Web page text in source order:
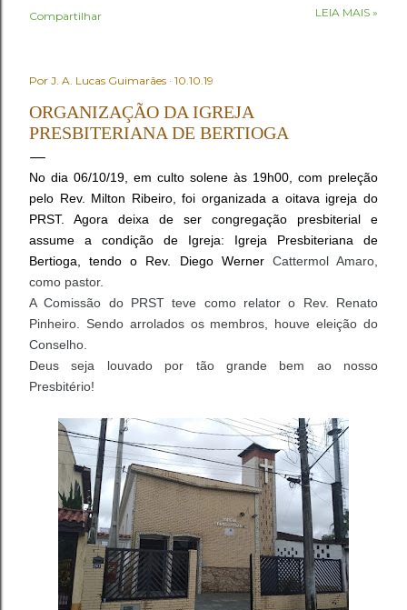
Aguiar, nº 612, Centro, São Vicente/SP, como segue: •
Ato de Verificação de Poderes , os Presbíteros
representantes das igrejas tomarão assento mediante a
apresentação da Credencial (Carteiro de Presbitero) ,
igreja representada (CI/IPB, art. 68) . Os Pastores
tomaram assento mediante a verificação de presença,
devendo apresentar à Mesa a Carteira de Ministro e o
Relatório Ministerial Anual ...
Compartilhar LEIA MAIS »
Por J. A. Lucas Guimarães 10.10.19
ORGANIZAÇÃO DA IGREJA
PRESBITERIANA DE BERTIOGA
No dia 06/10/19, em culto solene às 19h00, com preleção
pelo Rev. Milton Ribeiro, foi organizada a oitava igreja do
PRST. Agora deixa de ser congregação presbiterial e
assume a condição de Igreja: Igreja Presbiteriana de
Bertioga, tendo o Rev. Diego Werner Cattermol Amaro,
como pastor.
A Comissão do PRST teve como relator o Rev. Renato
Pinheiro. Sendo arrolados os membros, houve eleição do
Conselho.
Deus seja louvado por tão grande bem ao nosso
Presbitério!